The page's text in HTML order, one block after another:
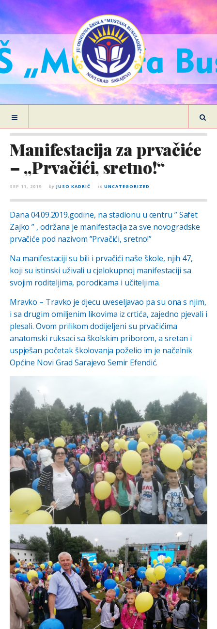
Manifestacija za prvačiće
– „Prvačići, sretno!“
SEP 11, 2019 by JUSO KADRIĆ in UNCATEGORIZED
Dana 04.09.2019.godine, na stadionu u centru ” Safet
Zajko ” , održana je manifestacija za sve novogradske
prvačiće pod nazivom ”Prvačići, sretno!”
Na manifestaciji su bili i prvačići naše škole, njih 47,
koji su istinski uživali u cjelokupnoj manifestaciji sa
svojim roditeljima, porodicama i učiteljima.
Mravko – Travko je djecu uveseljavao pa su ona s njim,
i sa drugim omiljenim likovima iz crtića, zajedno pjevali i
plesali. Ovom prilikom dodijeljeni su prvačićima
anatomski ruksaci sa školskim priborom, a sretan i
uspješan početak školovanja poželio im je načelnik
Općine Novi Grad Sarajevo Semir Efendić.